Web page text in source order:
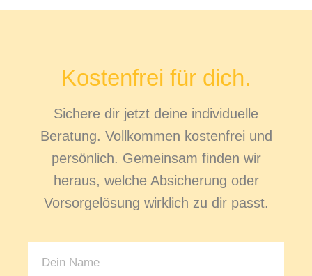
Kostenfrei für dich.
Sichere dir jetzt deine individuelle
Beratung. Vollkommen kostenfrei und
persönlich. Gemeinsam finden wir
heraus, welche Absicherung oder
Vorsorgelösung wirklich zu dir passt.